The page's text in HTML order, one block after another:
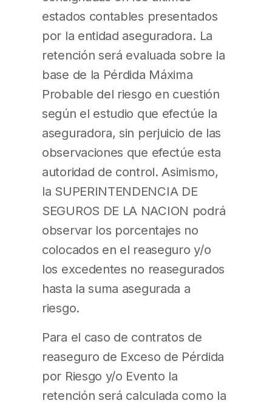
estados contables presentados
por la entidad aseguradora. La
retención será evaluada sobre la
base de la Pérdida Máxima
Probable del riesgo en cuestión
según el estudio que efectúe la
aseguradora, sin perjuicio de las
observaciones que efectúe esta
autoridad de control. Asimismo,
la SUPERINTENDENCIA DE
SEGUROS DE LA NACION podrá
observar los porcentajes no
colocados en el reaseguro y/o
los excedentes no reasegurados
hasta la suma asegurada a
riesgo.
Para el caso de contratos de
reaseguro de Exceso de Pérdida
por Riesgo y/o Evento la
retención será calculada como la